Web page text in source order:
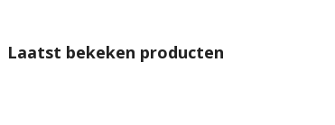
Laatst bekeken producten